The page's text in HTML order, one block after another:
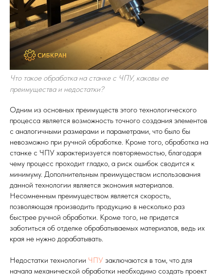
Что такое обработка на станке с ЧПУ, каковы ее
преимущества и недостатки?
Одним из основных преимуществ этого технологического
процесса является возможность точного создания элементов
с аналогичными размерами и параметрами, что было бы
невозможно при ручной обработке. Кроме того, обработка на
станке с ЧПУ характеризуется повторяемостью, благодаря
чему процесс проходит гладко, а риск ошибок сводится к
минимуму. Дополнительным преимуществом использования
данной технологии является экономия материалов.
Несомненным преимуществом является скорость,
позволяющая производить продукцию в несколько раз
быстрее ручной обработки. Кроме того, не придется
заботиться об отделке обрабатываемых материалов, ведь их
края не нужно дорабатывать.
Недостатки технологии ЧПУ заключаются в том, что для
начала механической обработки необходимо создать проект